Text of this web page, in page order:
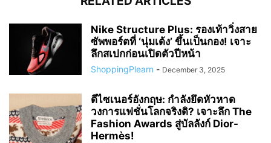
Nike Structure Plus: รองเท้าวิ่งสาย
ซัพพอร์ตที่ ‘นุ่มเด้ง’ ขึ้นเป็นกอง! เจาะ
ลึกสเปกก่อนเปิดตัวปีหน้า
ShoppingPlearn - December 3, 2025
ดีไซเนอร์อังกฤษ: กำลังยึดหัวหาด
วงการแฟชั่นโลกจริงดิ? เจาะลึก The
Fashion Awards สู่บัลลังก์ Dior-
Hermès!